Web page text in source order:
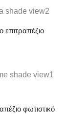
επιτραπέζιο
φωτιστικό